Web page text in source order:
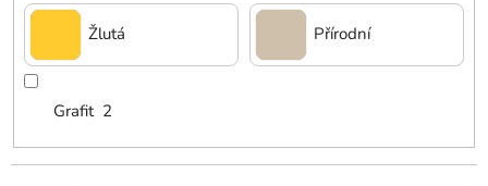
Žlutá Přírodní
Grafit 2